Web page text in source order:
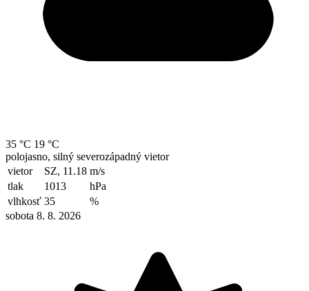
35 °C 19 °C
polojasno, silný severozápadný vietor
vietor
SZ, 11.18 m/s
tlak
1013
hPa
vlhkosť 35
%
sobota 8. 8. 2026